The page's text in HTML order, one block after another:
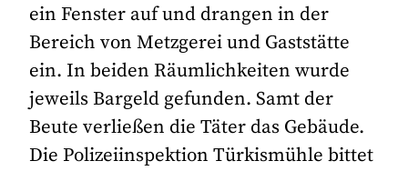
ein Fenster auf und drangen in der
Bereich von Metzgerei und Gaststätte
ein. In beiden Räumlichkeiten wurde
jeweils Bargeld gefunden. Samt der
Beute verließen die Täter das Gebäude.
Die Polizeiinspektion Türkismühle bittet